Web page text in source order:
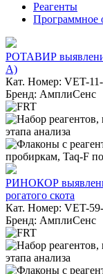
Реагенты
Программное
РОТАВИР
A)
Кат. Номер: VET-
Бренд: АмплиСенс
РИНОКОР
рогатого скота
Кат. Номер: VET-
Бренд: АмплиСенс